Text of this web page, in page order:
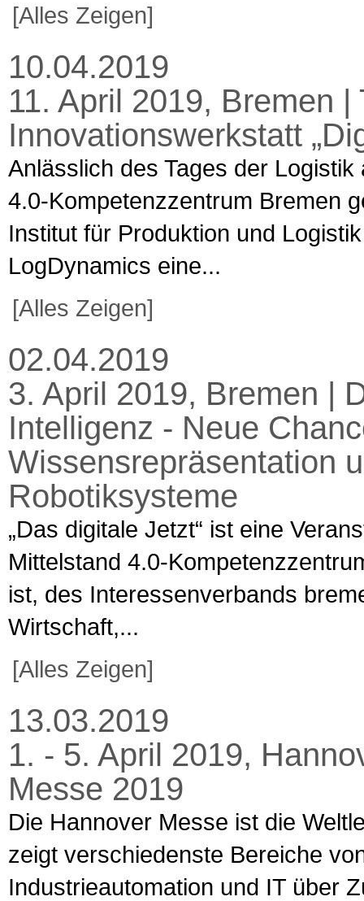
[Alles Zeigen]
10.04.2019
11. April 2019, Bremen |
Innovationswerkstatt
Anlässlich des Tages der
4.0-Kompetenzzentrum Bremen
Institut für Produktion und
LogDynamics eine...
[Alles Zeigen]
02.04.2019
3. April 2019, Bremen |
Intelligenz - Neue
Wissensrepräsentation
Robotiksysteme
„Das digitale Jetzt“ ist eine
Mittelstand 4.0-
ist, des Interessenverbands
Wirtschaft,...
[Alles Zeigen]
13.03.2019
1. - 5. April 2019,
Messe 2019
Die Hannover Messe ist die
zeigt verschiedenste Bereiche
Industrieautomation und IT über